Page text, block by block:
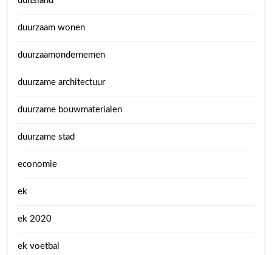
duurzaam wonen
duurzaamondernemen
duurzame architectuur
duurzame bouwmaterialen
duurzame stad
economie
ek
ek 2020
ek voetbal